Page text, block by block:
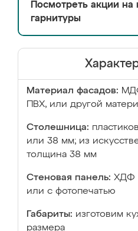
Посмотреть акции на
гарнитуры
Материал фасадов:
ПВХ, или другой
Столешница:
или 38 мм; из
толщина 38 мм
Стеновая панель: ХДФ
или с фотопечатью
Габариты: изготовим
размера